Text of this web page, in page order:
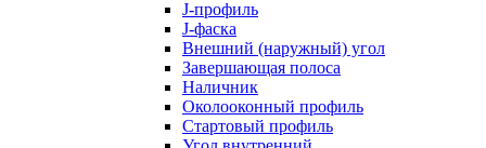
J-профиль
J-фаска
Внешний (наружный) угол
Завершающая полоса
Наличник
Околооконный профиль
Стартовый профиль